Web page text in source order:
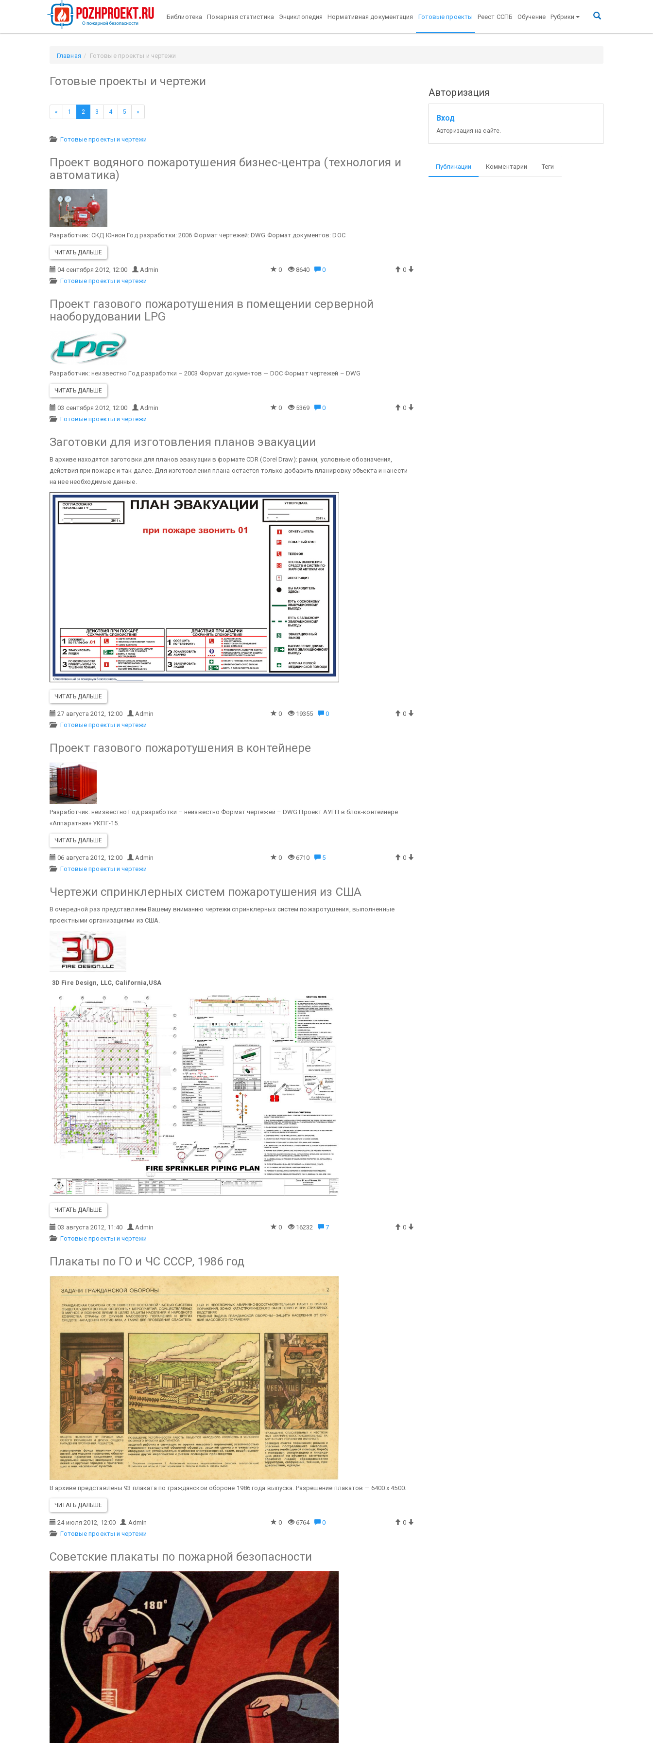
Библиотека Пожарная статистика Энциклопедия Нормативная документация Готовые проекты Реест ССПБ Обучение Рубрики
Главная Готовые проекты и чертежи
Готовые проекты и чертежи
« 1 2 3 4 5 »
Готовые проекты и чертежи
Проект водяного пожаротушения бизнес-центра (технология и
автоматика)
Разработчик: СКД Юнион Год разработки: 2006 Формат чертежей: DWG Формат документов: DOC
ЧИТАТЬ ДАЛЬШЕ
04 сентября 2012, 12:00 Admin 0 8640 0
0
Готовые проекты и чертежи
Проект газового пожаротушения в помещении серверной
наоборудовании LPG
Разработчик: неизвестно Год разработки – 2003 Формат документов — DOCФормат чертежей – DWG
ЧИТАТЬ ДАЛЬШЕ
03 сентября 2012, 12:00 Admin 0 5369 0
0
Готовые проекты и чертежи
Заготовки для изготовления планов эвакуации
В архиве находятся заготовки для планов эвакуации в формате CDR (Corel Draw): рамки, условные обозначения,
действия при пожаре и так далее. Для изготовления плана остается только добавить планировку объекта и нанести
на нее необходимые данные.
ЧИТАТЬ ДАЛЬШЕ
27 августа 2012, 12:00 Admin 0 19355 0
0
Готовые проекты и чертежи
Проект газового пожаротушения в контейнере
Разработчик: неизвестно Год разработки – неизвестно Формат чертежей – DWG Проект АУГП в блок-контейнере
«Аппаратная» УКПГ-15.
ЧИТАТЬ ДАЛЬШЕ
06 августа 2012, 12:00 Admin 0 6710 5
0
Готовые проекты и чертежи
Чертежи спринклерных систем пожаротушения из США
В очередной раз представляем Вашему вниманию чертежи спринклерных систем пожаротушения, выполненные
проектными организациями из США.
3D Fire Design, LLC, California,USA
ЧИТАТЬ ДАЛЬШЕ
03 августа 2012, 11:40 Admin 0 16232 7
0
Готовые проекты и чертежи
Плакаты по ГО и ЧС СССР, 1986 год
В архиве представлены 93 плаката по гражданской обороне 1986 года выпуска. Разрешение плакатов — 6400 х 4500.
ЧИТАТЬ ДАЛЬШЕ
24 июля 2012, 12:00 Admin 0 6764 0
0
Готовые проекты и чертежи
Советские плакаты по пожарной безопасности
Авторизация
Вход
Авторизация на сайте.
Публикации Комментарии Теги